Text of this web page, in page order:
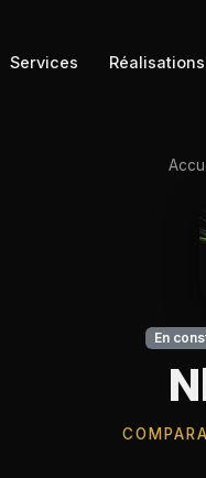
Services Réalisations
En